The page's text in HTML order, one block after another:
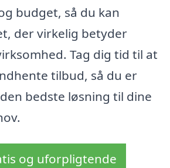
budget, så du kan
der virkelig betyder
Tag dig tid til at
tilbud, så du er
bedste løsning til dine
og uforpligtende